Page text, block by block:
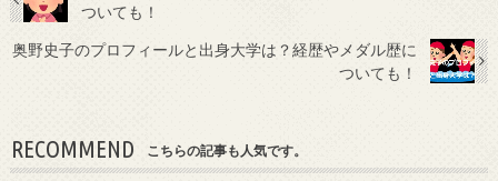
ついても！
奥野史子のプロフィールと出身大学は？経歴やメダル歴に
ついても！
RECOMMEND こちらの記事も人気です。